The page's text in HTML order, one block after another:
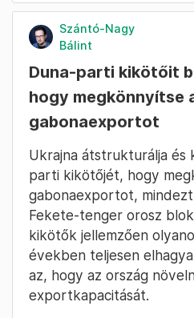
Szántó-Nagy
Bálint
Duna-parti kikötőit
hogy megkönnyítse
gabonaexportot
Ukrajna átstrukturálja és
parti kikötőjét, hogy
gabonaexportot,
Fekete-tenger orosz
kikötők jellemzően
években teljesen
az, hogy az ország
exportkapacitását.